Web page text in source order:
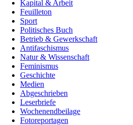
Kapital & Arbeit
Feuilleton
Sport
Politisches Buch
Betrieb & Gewerkschaft
Antifaschismus
Natur & Wissenschaft
Feminismus
Geschichte
Medien
Abgeschrieben
Leserbriefe
Wochenendbeilage
Fotoreportagen